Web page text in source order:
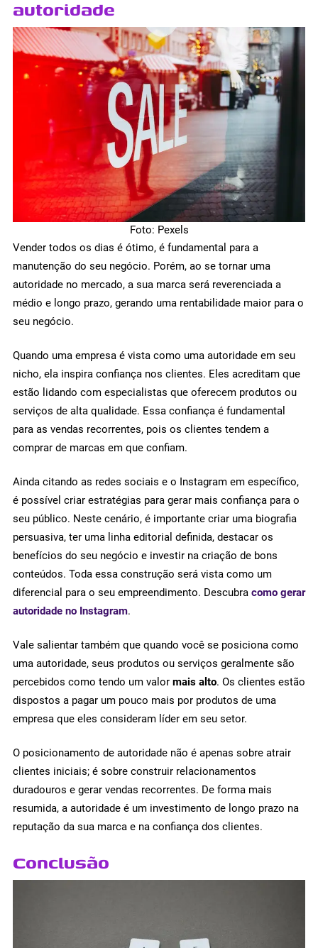
autoridade
Foto: Pexels
Vender todos os dias é ótimo, é fundamental para a
manutenção do seu negócio. Porém, ao se tornar uma
autoridade no mercado, a sua marca será reverenciada a
médio e longo prazo, gerando uma rentabilidade maior para o
seu negócio.
Quando uma empresa é vista como uma autoridade em seu
nicho, ela inspira confiança nos clientes. Eles acreditam que
estão lidando com especialistas que oferecem produtos ou
serviços de alta qualidade. Essa confiança é fundamental
para as vendas recorrentes, pois os clientes tendem a
comprar de marcas em que confiam.
Ainda citando as redes sociais e o Instagram em específico,
é possível criar estratégias para gerar mais confiança para o
seu público. Neste cenário, é importante criar uma biografia
persuasiva, ter uma linha editorial definida, destacar os
benefícios do seu negócio e investir na criação de bons
conteúdos. Toda essa construção será vista como um
diferencial para o seu empreendimento. Descubra como gerar
autoridade no Instagram.
Vale salientar também que quando você se posiciona como
uma autoridade, seus produtos ou serviços geralmente são
percebidos como tendo um valor mais alto. Os clientes estão
dispostos a pagar um pouco mais por produtos de uma
empresa que eles consideram líder em seu setor.
O posicionamento de autoridade não é apenas sobre atrair
clientes iniciais; é sobre construir relacionamentos
duradouros e gerar vendas recorrentes. De forma mais
resumida, a autoridade é um investimento de longo prazo na
reputação da sua marca e na confiança dos clientes.
Conclusão